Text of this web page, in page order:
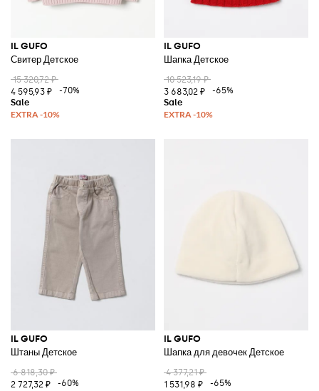
IL GUFO
Свитер Детское
15 320,72 ₽
4 595,93 ₽
-70%
IL GUFO
Шапка Детское
10 523,19 ₽
3 683,02 ₽
-65%
IL GUFO
Штаны Детское
6 818,30 ₽
2 727,32 ₽
-60%
IL GUFO
Шапка для девочек Детское
4 377,21 ₽
1 531,98 ₽
-65%